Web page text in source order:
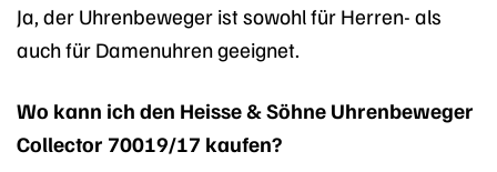
Ja, der Uhrenbeweger ist sowohl für Herren- als
auch für Damenuhren geeignet.
Wo kann ich den Heisse & Söhne Uhrenbeweger
Collector 70019/17 kaufen?